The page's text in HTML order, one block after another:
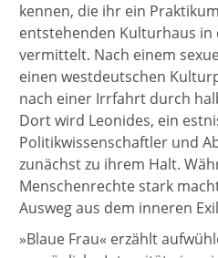
kennen, die ihr ein
entstehenden Kulturhaus in
vermittelt. Nach einem
einen westdeutschen
nach einer Irrfahrt durch
Dort wird Leonides, ein
Politikwissenschaftler und
zunächst zu ihrem Halt.
Menschenrechte stark
Ausweg aus dem inneren
»Blaue Frau« erzählt